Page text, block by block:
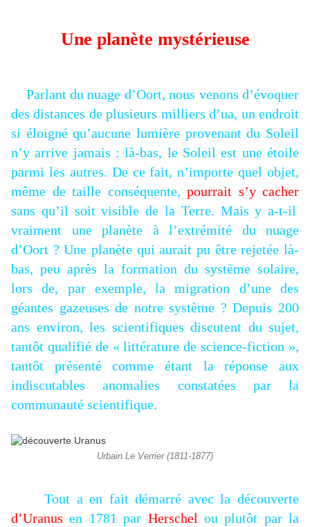
Une planète mystérieuse
Parlant du nuage d’Oort, nous venons d’évoquer
des distances de plusieurs milliers d’ua, un endroit
si éloigné qu’aucune lumière provenant du Soleil
n’y arrive jamais : là-bas, le Soleil est une étoile
parmi les autres. De ce fait, n’importe quel objet,
même de taille conséquente, pourrait s’y cacher
sans qu’il soit visible de la Terre. Mais y a-t-il
vraiment une planète à l’extrémité du nuage
d’Oort ? Une planète qui aurait pu être rejetée là-
bas, peu après la formation du système solaire,
lors de, par exemple, la migration d’une des
géantes gazeuses de notre système ? Depuis 200
ans environ, les scientifiques discutent du sujet,
tantôt qualifié de « littérature de science-fiction »,
tantôt présenté comme étant la réponse aux
indiscutables anomalies constatées par la
communauté scientifique.
Urbain Le Verrier (1811-1877)
Tout a en fait démarré avec la découverte
d’Uranusen 1781 par Herschel ou plutôt par la